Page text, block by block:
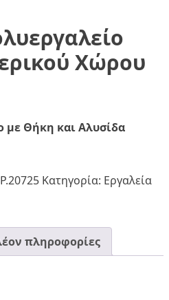
Χώρου
με Θήκη και Αλυσίδα
Κατηγορία: Εργαλεία
πληροφορίες